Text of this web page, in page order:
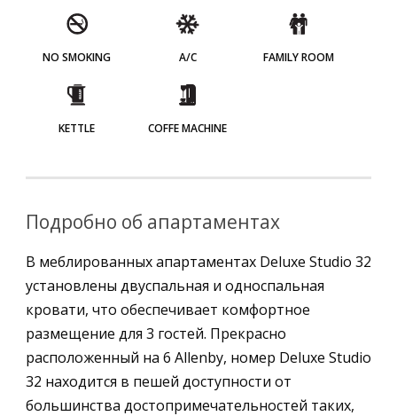
NO SMOKING A/C FAMILY ROOM
KETTLE COFFE MACHINE
Подробно об апартаментах
В меблированных апартаментах Deluxe Studio 32
установлены двуспальная и односпальная
кровати, что обеспечивает комфортное
размещение для 3 гостей. Прекрасно
расположенный на 6 Allenby, номер Deluxe Studio
32 находится в пешей доступности от
большинства достопримечательностей таких,